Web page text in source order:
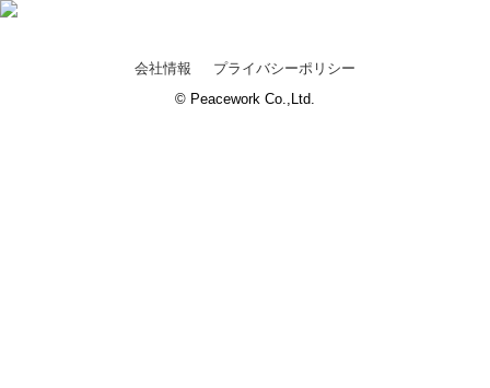
会社情報
プライバシーポリシー
© Peacework Co.,Ltd.